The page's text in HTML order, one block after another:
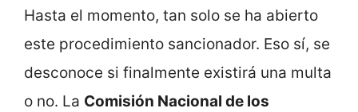
Hasta el momento, tan solo se ha abierto
este procedimiento sancionador. Eso sí, se
desconoce si finalmente existirá una multa
o no. La Comisión Nacional de los